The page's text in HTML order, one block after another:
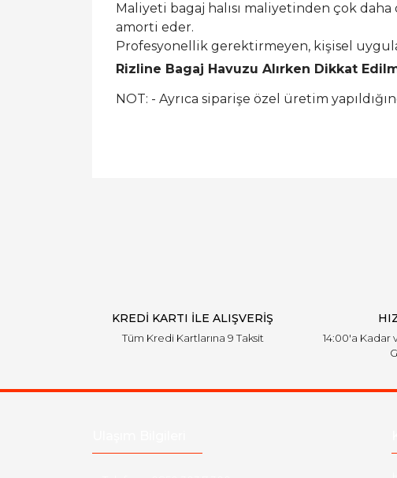
Maliyeti bagaj halısı maliyetinden çok
amorti eder.
Profesyonellik gerektirmeyen, kişisel
Rizline Bagaj Havuzu Alırken Dikkat
NOT: - Ayrıca siparişe özel üretim
KREDİ KARTI İLE ALIŞVERİŞ
Tüm Kredi Kartlarına 9 Taksit
14:00'a Kadar